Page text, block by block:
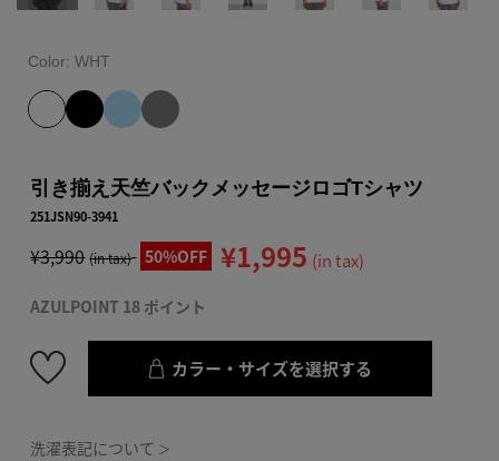
Color: WHT
引き揃え天竺バックメッセージロゴTシャツ
251JSN90-3941
¥3,990 (in tax) 50%OFF ¥1,995 (in tax)
AZULPOINT 18 ポイント
カラー・サイズを選択する
洗濯表記について ＞